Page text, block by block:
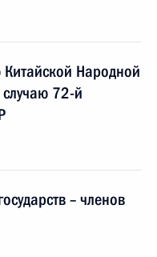
Народной
72-й
– членов